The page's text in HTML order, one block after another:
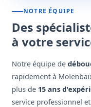
NOTRE ÉQUIPE
Des
à votre
Notre équipe de
rapidement à
plus de 15 ans
service professionnel